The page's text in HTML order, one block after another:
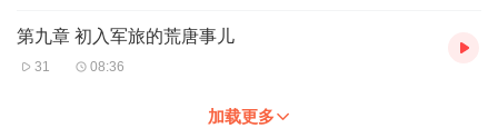
第九章 初入军旅的荒唐事儿
31 08:36
加载更多